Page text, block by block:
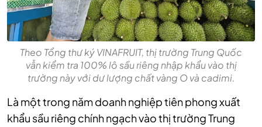
Theo Tổng thư ký VINAFRUIT, thị trường Trung Quốc
vẫn kiểm tra 100% lô sầu riêng nhập khẩu vào thị
trường này với dư lượng chất vàng O và cadimi.
Là một trong năm doanh nghiệp tiên phong xuất
khẩu sầu riêng chính ngạch vào thị trường Trung